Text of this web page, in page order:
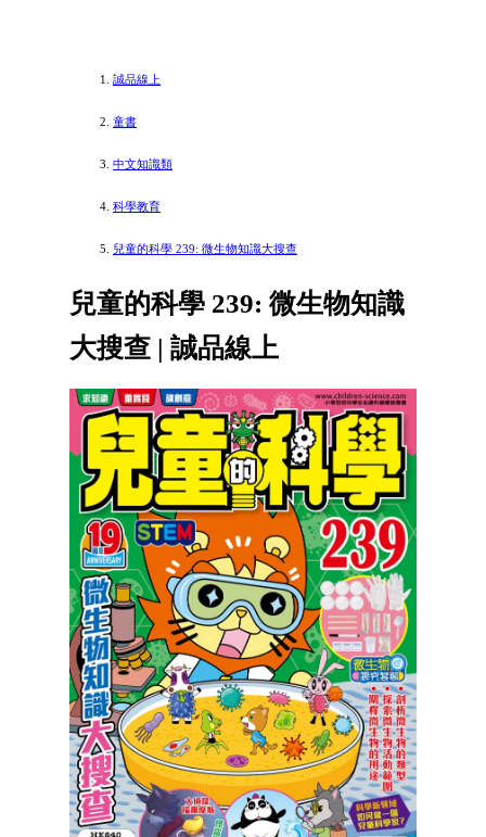
誠品線上
童書
中文知識類
科學教育
兒童的科學 239: 微生物知識大搜查
兒童的科學 239: 微生物知識
大搜查 | 誠品線上